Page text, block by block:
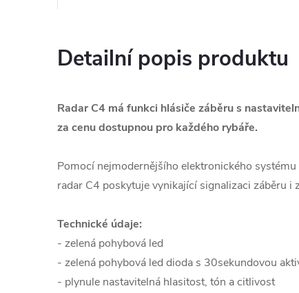
Detailní popis produktu
Radar C4 má funkci hlásiče záběru s
za cenu dostupnou pro každého rybáře.
Pomocí nejmodernějšího elektronického
radar C4 poskytuje vynikající signalizaci záběru i
Technické údaje:
- zelená pohybová led
- zelená pohybová led dioda s 30sekundovou
- plynule nastavitelná hlasitost, tón a citlivost